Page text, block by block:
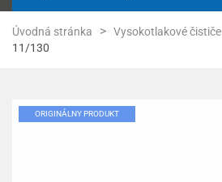
Úvodná stránka Vysokotlakové čističe
11/130
ORIGINÁLNY PRODUKT